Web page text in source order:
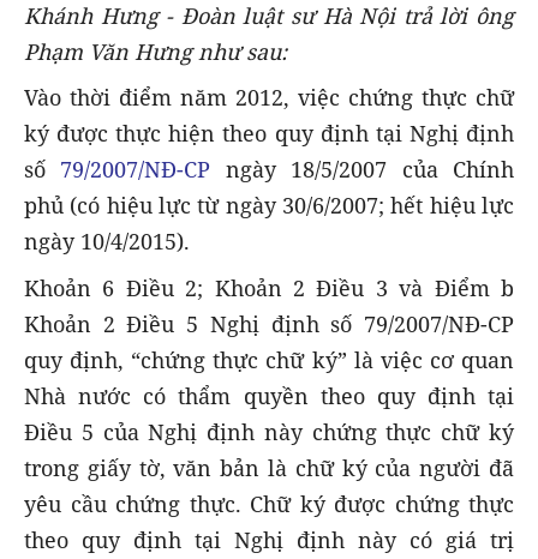
Khánh Hưng - Đoàn luật sư Hà Nội trả lời ông
Phạm Văn Hưng như sau:
Vào thời điểm năm 2012, việc chứng thực chữ
ký được thực hiện theo quy định tại Nghị định
số 79/2007/NĐ-CP ngày 18/5/2007 của Chính
phủ (có hiệu lực từ ngày 30/6/2007; hết hiệu lực
ngày 10/4/2015).
Khoản 6 Điều 2; Khoản 2 Điều 3 và Điểm b
Khoản 2 Điều 5 Nghị định số 79/2007/NĐ-CP
quy định, “chứng thực chữ ký” là việc cơ quan
Nhà nước có thẩm quyền theo quy định tại
Điều 5 của Nghị định này chứng thực chữ ký
trong giấy tờ, văn bản là chữ ký của người đã
yêu cầu chứng thực. Chữ ký được chứng thực
theo quy định tại Nghị định này có giá trị